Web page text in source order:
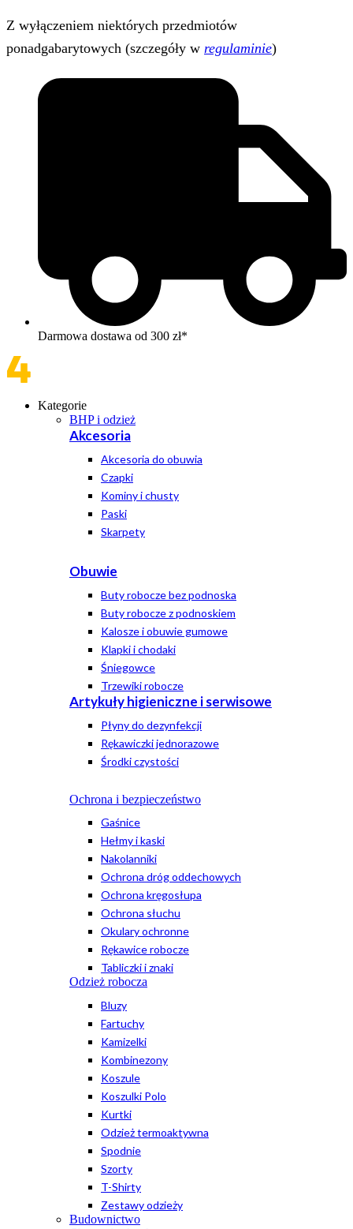
Z wyłączeniem niektórych przedmiotów
ponadgabarytowych (szczegóły w regulaminie)
Darmowa dostawa od 300 zł*
Kategorie
BHP i odzież
Akcesoria
Akcesoria do obuwia
Czapki
Kominy i chusty
Paski
Skarpety
Obuwie
Buty robocze bez podnoska
Buty robocze z podnoskiem
Kalosze i obuwie gumowe
Klapki i chodaki
Śniegowce
Trzewiki robocze
Artykuły higieniczne i serwisowe
Płyny do dezynfekcji
Rękawiczki jednorazowe
Środki czystości
Ochrona i bezpieczeństwo
Gaśnice
Hełmy i kaski
Nakolanniki
Ochrona dróg oddechowych
Ochrona kręgosłupa
Ochrona słuchu
Okulary ochronne
Rękawice robocze
Tabliczki i znaki
Odzież robocza
Bluzy
Fartuchy
Kamizelki
Kombinezony
Koszule
Koszulki Polo
Kurtki
Odzież termoaktywna
Spodnie
Szorty
T-Shirty
Zestawy odzieży
Budownictwo